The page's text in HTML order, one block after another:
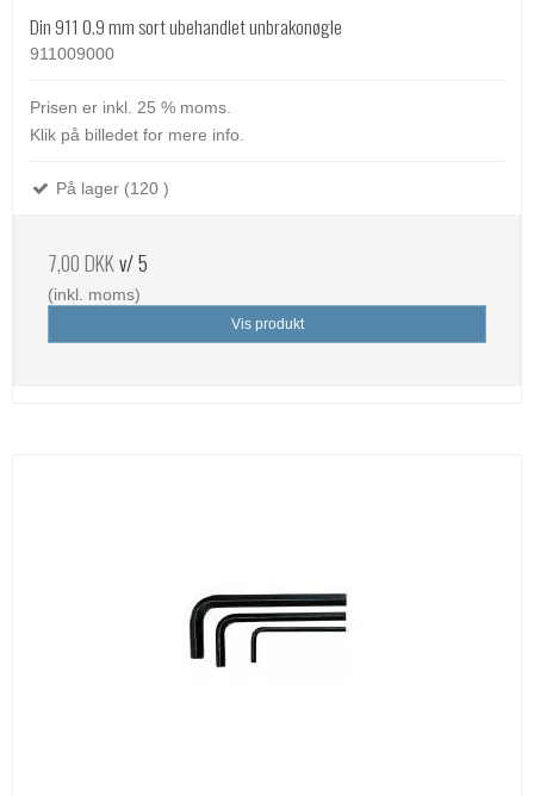
Din 911 0.9 mm sort ubehandlet unbrakonøgle
911009000
Prisen er inkl. 25 % moms.
Klik på billedet for mere info.
På lager (120 )
7,00 DKKv/ 5
(inkl. moms)
Vis produkt